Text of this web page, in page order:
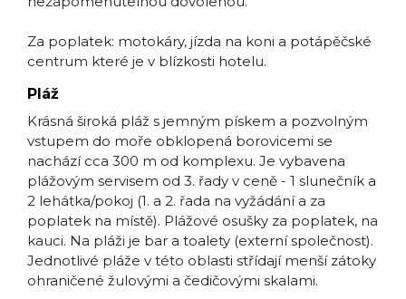
Za poplatek: motokáry, jízda na koni a potápěčské
centrum které je v blízkosti hotelu.
Pláž
Krásná široká pláž s jemným pískem a pozvolným
vstupem do moře obklopená borovicemi se
nachází cca 300 m od komplexu. Je vybavena
plážovým servisem od 3. řady v ceně - 1 slunečník a
2 lehátka/pokoj (1. a 2. řada na vyžádání a za
poplatek na místě). Plážové osušky za poplatek, na
kauci. Na pláži je bar a toalety (externí společnost).
Jednotlivé pláže v této oblasti střídají menší zátoky
ohraničené žulovými a čedičovými skalami.